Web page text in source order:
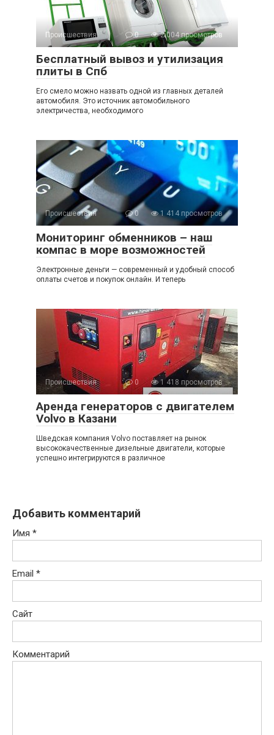
Происшествия 0 2 004 просмотров
Бесплатный вывоз и утилизация
плиты в Спб
Его смело можно назвать одной из главных деталей
автомобиля. Это источник автомобильного
электричества, необходимого
Происшествия 0 1 414 просмотров
Мониторинг обменников – наш
компас в море возможностей
Электронные деньги — современный и удобный способ
оплаты счетов и покупок онлайн. И теперь
Происшествия 0 1 418 просмотров
Аренда генераторов с двигателем
Volvo в Казани
Шведская компания Volvo поставляет на рынок
высококачественные дизельные двигатели, которые
успешно интегрируются в различное
Добавить комментарий
Имя *
Email *
Сайт
Комментарий